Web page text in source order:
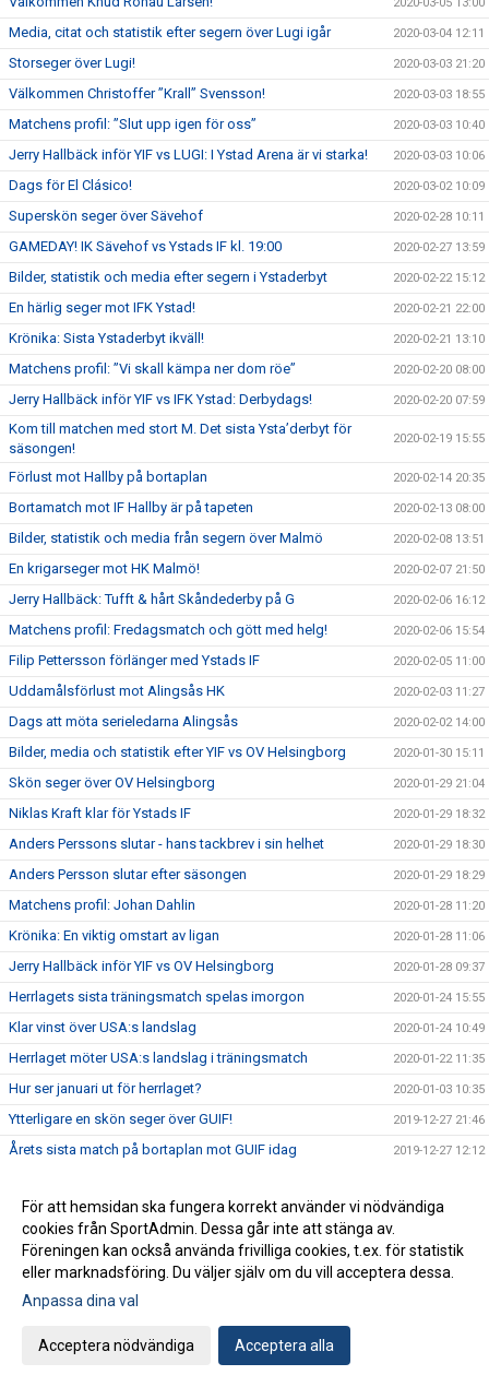
2020-03-05 13:00
Media, citat och statistik efter segern över Lugi igår 2020-03-04 12:11
Storseger över Lugi! 2020-03-03 21:20
Välkommen Christoffer ”Krall” Svensson! 2020-03-03 18:55
Matchens profil: ”Slut upp igen för oss” 2020-03-03 10:40
Jerry Hallbäck inför YIF vs LUGI: I Ystad Arena är vi starka! 2020-03-03 10:06
Dags för El Clásico! 2020-03-02 10:09
Superskön seger över Sävehof 2020-02-28 10:11
GAMEDAY! IK Sävehof vs Ystads IF kl. 19:00 2020-02-27 13:59
Bilder, statistik och media efter segern i Ystaderbyt 2020-02-22 15:12
En härlig seger mot IFK Ystad! 2020-02-21 22:00
Krönika: Sista Ystaderbyt ikväll! 2020-02-21 13:10
Matchens profil: ”Vi skall kämpa ner dom röe” 2020-02-20 08:00
Jerry Hallbäck inför YIF vs IFK Ystad: Derbydags! 2020-02-20 07:59
Kom till matchen med stort M. Det sista Ysta’derbyt för
säsongen!
2020-02-19 15:55
Förlust mot Hallby på bortaplan 2020-02-14 20:35
Bortamatch mot IF Hallby är på tapeten 2020-02-13 08:00
Bilder, statistik och media från segern över Malmö 2020-02-08 13:51
En krigarseger mot HK Malmö! 2020-02-07 21:50
Jerry Hallbäck: Tufft & hårt Skåndederby på G 2020-02-06 16:12
Matchens profil: Fredagsmatch och gött med helg! 2020-02-06 15:54
Filip Pettersson förlänger med Ystads IF 2020-02-05 11:00
Uddamålsförlust mot Alingsås HK 2020-02-03 11:27
Dags att möta serieledarna Alingsås 2020-02-02 14:00
Bilder, media och statistik efter YIF vs OV Helsingborg 2020-01-30 15:11
Skön seger över OV Helsingborg 2020-01-29 21:04
Niklas Kraft klar för Ystads IF 2020-01-29 18:32
Anders Perssons slutar - hans tackbrev i sin helhet 2020-01-29 18:30
Anders Persson slutar efter säsongen 2020-01-29 18:29
Matchens profil: Johan Dahlin 2020-01-28 11:20
Krönika: En viktig omstart av ligan 2020-01-28 11:06
Jerry Hallbäck inför YIF vs OV Helsingborg 2020-01-28 09:37
Herrlagets sista träningsmatch spelas imorgon 2020-01-24 15:55
Klar vinst över USA:s landslag 2020-01-24 10:49
Herrlaget möter USA:s landslag i träningsmatch 2020-01-22 11:35
Hur ser januari ut för herrlaget? 2020-01-03 10:35
Ytterligare en skön seger över GUIF! 2019-12-27 21:46
Årets sista match på bortaplan mot GUIF idag 2019-12-27 12:12
Förlust i decenniets sista hemmamatch 2019-12-20 22:14
Jerry Hallbäck inför YIF vs IFK Kristianstad 2019-12-19 14:50
Matchens profil: Jonathan Svensson 2019-12-19 13:50
Krönika: Decenniets sista himmamatch
Förlust mot IFK Kristianstad i rond 1
Svår bortamatch mot IFK Kristianstad ikväll
För att hemsidan ska fungera korrekt använder vi nödvändiga
cookies från SportAdmin. Dessa går inte att stänga av.
Föreningen kan också använda frivilliga cookies, t.ex. för statistik
eller marknadsföring. Du väljer själv om du vill acceptera dessa.
Anpassa dina val
Acceptera nödvändiga Acceptera alla